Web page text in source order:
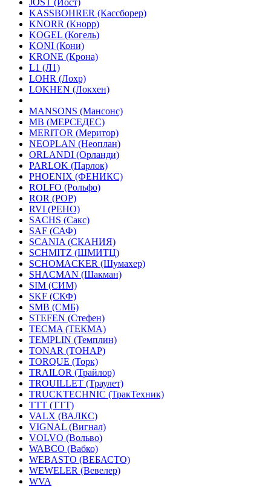
JOST (Йост)
KASSBOHRER (Касcборер)
KNORR (Кнорр)
KOGEL (Когель)
KONI (Кони)
KRONE (Крона)
L1 (Л1)
LOHR (Лохр)
LOKHEN (Локхен)
MANSONS (Мансонс)
MB (МЕРСЕДЕС)
MERITOR (Меритор)
NEOPLAN (Неоплан)
ORLANDI (Орланди)
PARLOK (Парлок)
PHOENIX (ФЕНИКС)
ROLFO (Рольфо)
ROR (РОР)
RVI (РЕНО)
SACHS (Сакс)
SAF (САФ)
SCANIA (СКАНИЯ)
SCHMITZ (ШМИТЦ)
SCHOMACKER (Шумахер)
SHACMAN (Шакман)
SIM (СИМ)
SKF (СКФ)
SMB (СМБ)
STEFEN (Стефен)
TECMA (ТЕКМА)
TEMPLIN (Темплин)
TONAR (ТОНАР)
TORQUE (Торк)
TRAILOR (Трайлор)
TROUILLET (Траулет)
TRUCKTECHNIC (ТракТехник)
TTT (ТТТ)
VALX (ВАЛКС)
VIGNAL (Вигнал)
VOLVO (Вольво)
WABCO (Вабко)
WEBASTO (ВЕБАСТО)
WEWELER (Вевелер)
WVA